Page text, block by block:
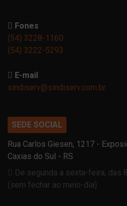
Fones
(54) 3228-1160
(54) 3222-5293
E-mail
sindiserv@sindiserv.com.br
SEDE SOCIAL
Rua Carlos Giesen, 1217 -
Caxias do Sul - RS
De segunda a sexta-feira, das
(sem fechar ao meio-dia)